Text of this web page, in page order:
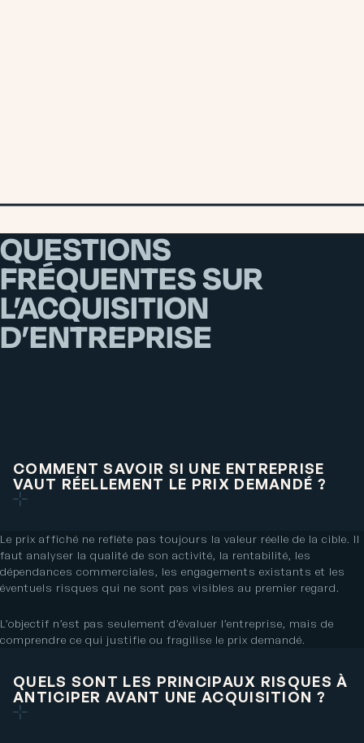
QUESTIONS
FRÉQUENTES SUR
L’ACQUISITION
D’ENTREPRISE
COMMENT SAVOIR SI UNE ENTREPRISE
VAUT RÉELLEMENT LE PRIX DEMANDÉ ?
Le prix affiché ne reflète pas toujours la valeur réelle de la cible. Il
faut analyser la qualité de son activité, la rentabilité, les
dépendances commerciales, les engagements existants et les
éventuels risques qui ne sont pas visibles au premier regard.
L’objectif n’est pas seulement d’évaluer l’entreprise, mais de
comprendre ce qui justifie ou fragilise le prix demandé.
QUELS SONT LES PRINCIPAUX RISQUES À
ANTICIPER AVANT UNE ACQUISITION ?